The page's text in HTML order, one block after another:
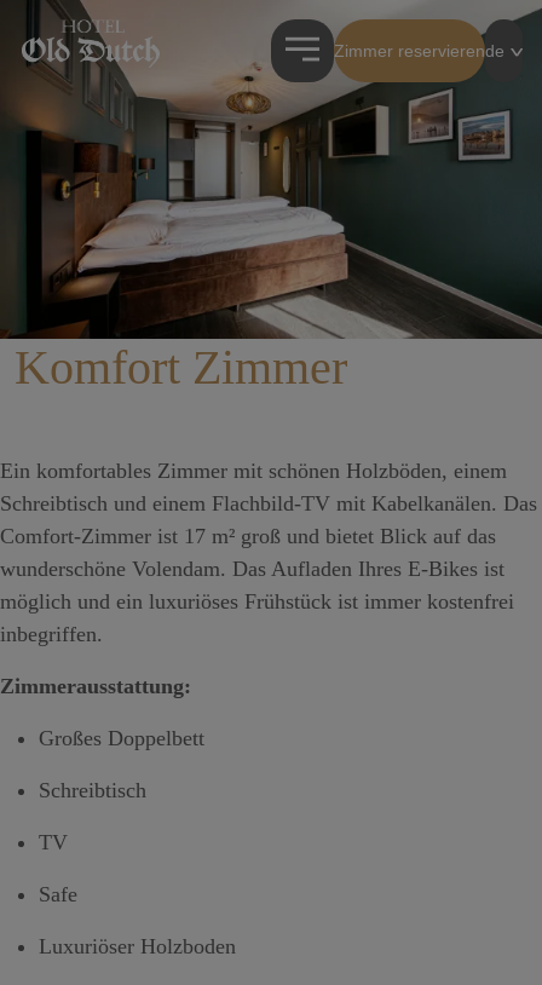
Zimmer reservierende
Komfort Zimmer
Ein komfortables Zimmer mit schönen Holzböden, einem
Schreibtisch und einem Flachbild-TV mit Kabelkanälen. Das
Comfort-Zimmer ist 17 m² groß und bietet Blick auf das
wunderschöne Volendam. Das Aufladen Ihres E-Bikes ist
möglich und ein luxuriöses Frühstück ist immer kostenfrei
inbegriffen.
Zimmerausstattung:
Großes Doppelbett
Schreibtisch
TV
Safe
Luxuriöser Holzboden